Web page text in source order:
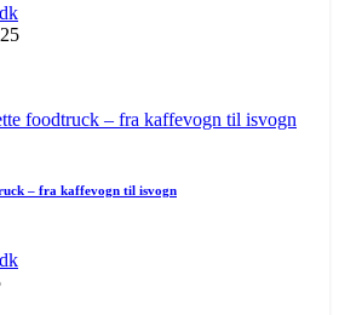
– fra kaffevogn til isvogn